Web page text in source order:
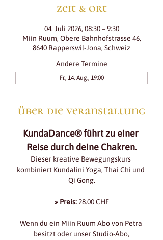
zeit & ort
04. Juli 2026, 08:30 – 9:30
Miin Ruum, Obere Bahnhofstrasse 46,
8640 Rapperswil-Jona, Schweiz
Andere Termine
Fr., 14. Aug., 19:00
über die veranstaltung
KundaDance® führt zu einer
Reise durch deine Chakren.
Dieser kreative Bewegungskurs
kombiniert Kundalini Yoga, Thai Chi und
Qi Gong.
» Preis: 28.00 CHF
Wenn du ein Miin Ruum Abo von Petra
besitzt oder unser Studio-Abo,